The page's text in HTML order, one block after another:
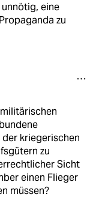
eine
zu
kriegerischen
zu
Sicht
einen Flieger
müssen?